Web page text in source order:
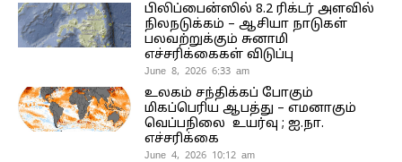
பிலிப்பைன்ஸில் 8.2 ரிக்டர் அளவில்
நிலநடுக்கம் – ஆசியா நாடுகள்
பலவற்றுக்கும் சுனாமி
எச்சரிக்கைகள் விடுப்பு
June 8, 2026 6:33 am
உலகம் சந்திக்கப் போகும்
மிகப்பெரிய ஆபத்து – எமனாகும்
வெப்பநிலை உயர்வு ; ஐ.நா.
எச்சரிக்கை
June 4, 2026 10:12 am